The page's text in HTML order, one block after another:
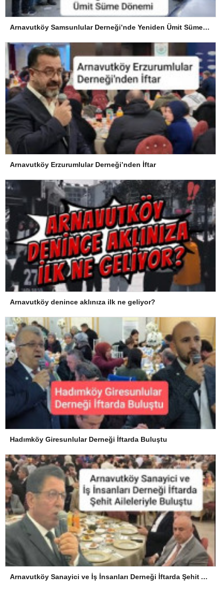
Arnavutköy Samsunlular Derneği’nde Yeniden Ümit Süme Dönemi
Arnavutköy Erzurumlular Derneği’nden İftar
Arnavutköy denince aklınıza ilk ne geliyor?
Hadımköy Giresunlular Derneği İftarda Buluştu
Arnavutköy Sanayici ve İş İnsanları Derneği İftarda Şehit Aileleriyle Buluştu